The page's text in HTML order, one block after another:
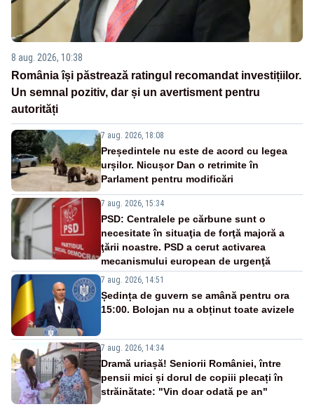
8 aug. 2026, 10:38
România își păstrează ratingul recomandat investițiilor.
Un semnal pozitiv, dar și un avertisment pentru
autorități
7 aug. 2026, 18:08
Președintele nu este de acord cu legea
urșilor. Nicușor Dan o retrimite în
Parlament pentru modificări
7 aug. 2026, 15:34
PSD: Centralele pe cărbune sunt o
necesitate în situaţia de forţă majoră a
ţării noastre. PSD a cerut activarea
mecanismului european de urgenţă
7 aug. 2026, 14:51
Ședința de guvern se amână pentru ora
15:00. Bolojan nu a obținut toate avizele
7 aug. 2026, 14:34
Dramă uriașă! Seniorii României, între
pensii mici și dorul de copiii plecați în
străinătate: "Vin doar odată pe an"